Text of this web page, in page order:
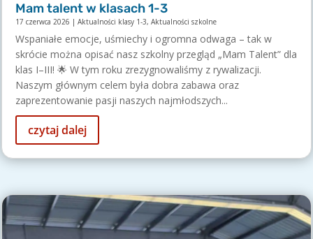
Mam talent w klasach 1-3
17 czerwca 2026 |Aktualności klasy 1-3,Aktualności szkolne
Wspaniałe emocje, uśmiechy i ogromna odwaga – tak w
skrócie można opisać nasz szkolny przegląd „Mam Talent” dla
klas I–III! 🌟 W tym roku zrezygnowaliśmy z rywalizacji.
Naszym głównym celem była dobra zabawa oraz
zaprezentowanie pasji naszych najmłodszych...
czytaj dalej